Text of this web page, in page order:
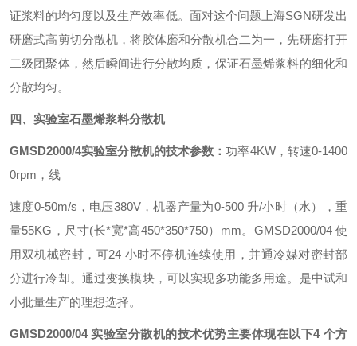
证浆料的均匀度以及生产效率低。面对这个问题上海SGN研发出
研磨式高剪切分散机，将胶体磨和分散机合二为一，先研磨打开
二级团聚体，然后瞬间进行分散均质，保证石墨烯浆料的细化和
分散均匀。
四、实验室石墨烯浆料分散机
GMSD2000/4实验室分散机的技术参数：功率4KW，转速0-1400
0rpm，线
速度0-50m/s，电压380V，机器产量为0-500 升/小时（水），重
量55KG，尺寸(长*宽*高450*350*750）mm。GMSD2000/04 使
用双机械密封，可24 小时不停机连续使用，并通冷媒对密封部
分进行冷却。通过变换模块，可以实现多功能多用途。是中试和
小批量生产的理想选择。
GMSD2000/04实验室分散机的技术优势主要体现在以下4 个方